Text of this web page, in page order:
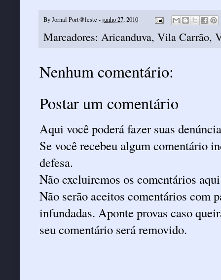
ByJornal Port@leste -junho 27, 2010
Marcadores: Aricanduva, Vila Carrão,
Nenhum comentário:
Postar um comentário
Aqui você poderá fazer suas
Se você recebeu algum comentário
defesa.
Não excluiremos os comentários
Não serão aceitos comentários com
infundadas. Aponte provas caso
seu comentário será removido.